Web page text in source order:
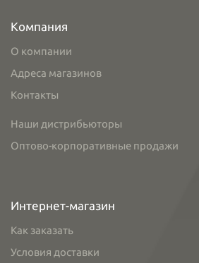
Компания
О компании
Адреса магазинов
Контакты
Наши дистрибьюторы
Оптово-корпоративные продажи
Интернет-магазин
Как заказать
Условия доставки